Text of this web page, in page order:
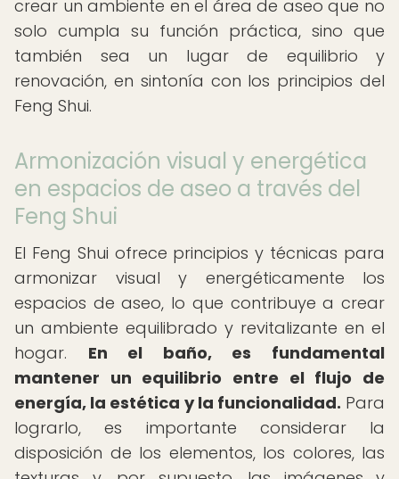
crear un ambiente en el área de aseo que no
solo cumpla su función práctica, sino que
también sea un lugar de equilibrio y
renovación, en sintonía con los principios del
Feng Shui.
Armonización visual y energética
en espacios de aseo a través del
Feng Shui
El Feng Shui ofrece principios y técnicas para
armonizar visual y energéticamente los
espacios de aseo, lo que contribuye a crear
un ambiente equilibrado y revitalizante en el
hogar. En el baño, es fundamental
mantener un equilibrio entre el flujo de
energía, la estética y la funcionalidad. Para
lograrlo, es importante considerar la
disposición de los elementos, los colores, las